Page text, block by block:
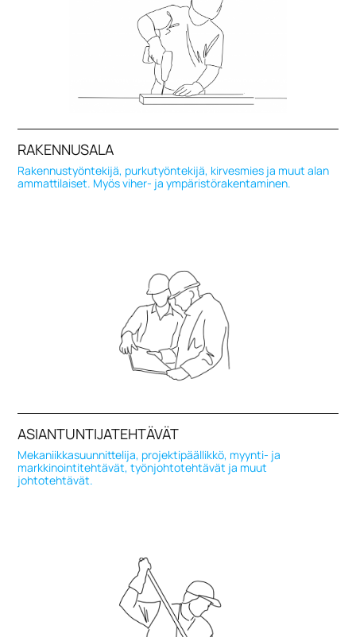
RAKENNUSALA
Rakennustyöntekijä, purkutyöntekijä, kirvesmies ja muut alan
ammattilaiset. Myös viher- ja ympäristörakentaminen.
ASIANTUNTIJATEHTÄVÄT
Mekaniikkasuunnittelija, projektipäällikkö, myynti- ja
markkinointitehtävät, työnjohtotehtävät ja muut
johtotehtävät.